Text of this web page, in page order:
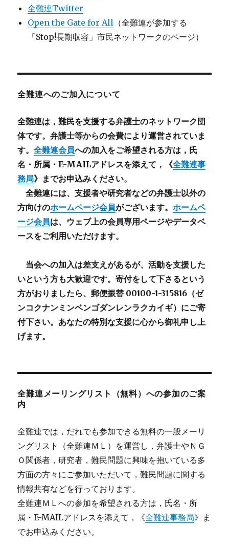
全難連Twitter
Open the Gate for All （全難連が参加する
「Stop!長期収容」市民ネットワークのページ）
全難連へのご加入について
全難連は，難民を支援する弁護士のネットワーク団
体です。弁護士等からの会費により運営されていま
す。全難連会員への加入をご希望される方は，氏
名・所属・E-MAILアドレスを添えて，《全難連事
務局》までお申込みください。
全難連には、支援者や研究者などの弁護士以外の
方向けのホームページ会員がございます。ホームペ
ージ会員は、ウェブ上の会員専用ページやデータベ
ースをご利用いただけます。
当会への加入は差支えがあるが、活動を支援した
いという方も大歓迎です。寄付をして下さるという
方がおりましたら、郵便振替 00100-1-315816（ゼ
ンコクナンミンベンゴダンレンラクカイギ）にご寄
付下さい。あなたの特別な支援に心から御礼申し上
げます。
全難連メーリングリスト（無料）への参加のご案
内
全難連では，だれでも参加できる無料の一般メーリ
ングリスト（全難連ＭＬ）を運営し，弁護士やＮＧ
Ｏ関係者，研究者，難民問題に興味を抱いている多
方面の方々にご参加いただいて，難民問題に関する
情報共有などを行っております。
全難連ＭＬへの参加を希望される方は，氏名・所
属・E-MAILアドレスを添えて，《全難連事務局》ま
でお申込みください。